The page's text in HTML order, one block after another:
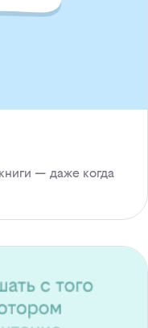
— даже когда